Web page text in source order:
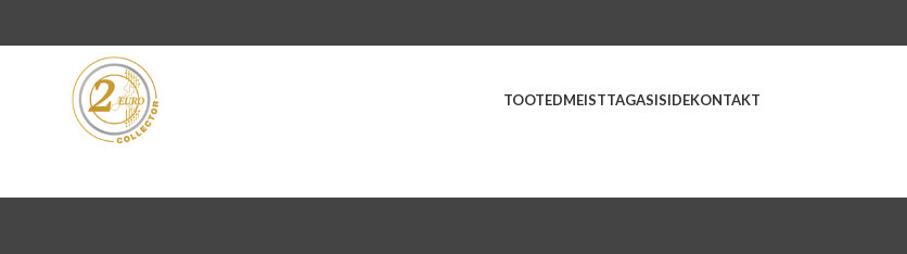
TOOTEDMEISTTAGASISIDEKONTAKT